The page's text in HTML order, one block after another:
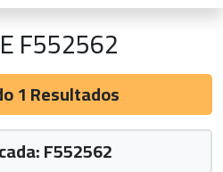
F552562
1 Resultados
F552562